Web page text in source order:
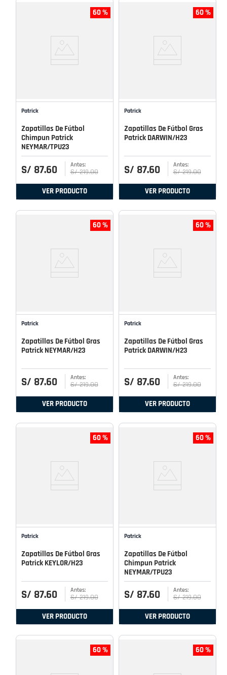
60 %
Patrick
Zapatillas De Fútbol
Chimpun Patrick
NEYMAR/TPU23
S/ 87.60 S/ 219.00
VER PRODUCTO
60 %
Patrick
Zapatillas De Fútbol Gras
Patrick DARWIN/H23
S/ 87.60 S/ 219.00
VER PRODUCTO
60 %
Patrick
Zapatillas De Fútbol Gras
Patrick NEYMAR/H23
S/ 87.60 S/ 219.00
VER PRODUCTO
60 %
Patrick
Zapatillas De Fútbol Gras
Patrick DARWIN/H23
S/ 87.60 S/ 219.00
VER PRODUCTO
60 %
Patrick
Zapatillas De Fútbol Gras
Patrick KEYLOR/H23
S/ 87.60 S/ 219.00
VER PRODUCTO
60 %
Patrick
Zapatillas De Fútbol
Chimpun Patrick
NEYMAR/TPU23
S/ 87.60 S/ 219.00
VER PRODUCTO
60 % 60 %